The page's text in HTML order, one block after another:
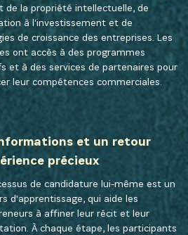
de la propriété intellectuelle, de
à l'investissement et de
de croissance des entreprises. Les
ont accès à des programmes
et à des services de partenaires pour
leur compétences commerciales.
et un retour
précieux
de candidature lui-même est un
d'apprentissage, qui aide les
à affiner leur récit et leur
À chaque étape, les participants